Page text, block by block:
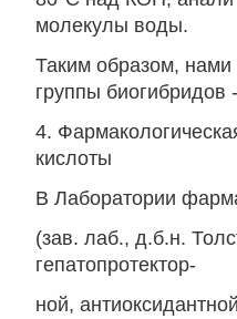
молекулы воды.
Таким образом,
группы биогибридов
4.
кислоты
В Лаборатории
(зав. лаб., д.б.н.
гепатопротектор-
ной,